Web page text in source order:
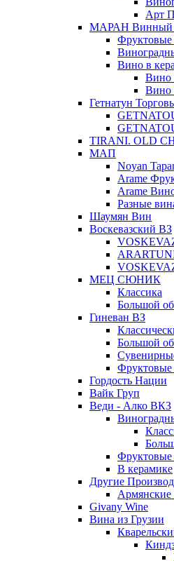
Арт
МАРАН Винный
Фруктовые
Вино в
Вино
Вино
Гетнатун
TIRANI. OLD
МАП
Noyan
Arame
Arame
Разные
Шаумян Вин
Воскевазский ВЗ
МЕЦ СЮНИК
Классика
Большой
Гиневан ВЗ
Большой
Фруктовые
Гордость Нации
Вайк Груп
Веди - Алко ВКЗ
Фруктовые
В керамике
Другие
Армянские
Givany Wine
Вина из Грузии